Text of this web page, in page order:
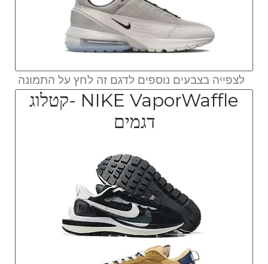
לצפייה בצבעים נוספים לדגם זה לחץ על התמונה
NIKE VaporWaffle -קטלוג
דגמים